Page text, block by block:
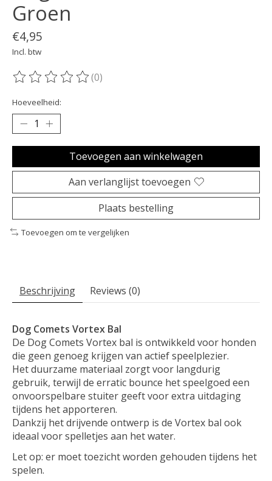
Groen
€4,95
Incl. btw
De beoordeling van dit product is
(0)
Hoeveelheid:
Toevoegen aan winkelwagen
Aan verlanglijst toevoegen
Plaats bestelling
Toevoegen om te vergelijken
Beschrijving Reviews (0)
Dog Comets Vortex Bal
De Dog Comets Vortex bal is ontwikkeld voor honden
die geen genoeg krijgen van actief speelplezier.
Het duurzame materiaal zorgt voor langdurig
gebruik, terwijl de erratic bounce het speelgoed een
onvoorspelbare stuiter geeft voor extra uitdaging
tijdens het apporteren.
Dankzij het drijvende ontwerp is de Vortex bal ook
ideaal voor spelletjes aan het water.
Let op: er moet toezicht worden gehouden tijdens het
spelen.